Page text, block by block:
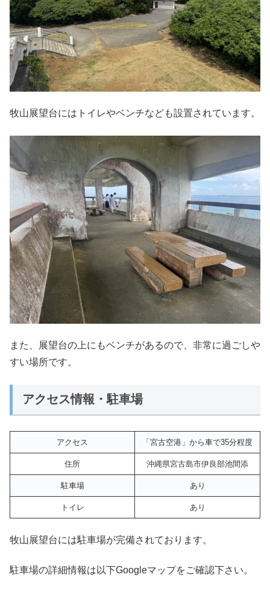
牧山展望台にはトイレやベンチなども設置されています。
また、展望台の上にもベンチがあるので、非常に過ごしや
すい場所です。
アクセス情報・駐車場
アクセス 「宮古空港」から車で35分程度
住所 沖縄県宮古島市伊良部池間添
駐車場 あり
トイレ あり
牧山展望台には駐車場が完備されております。
駐車場の詳細情報は以下Googleマップをご確認下さい。